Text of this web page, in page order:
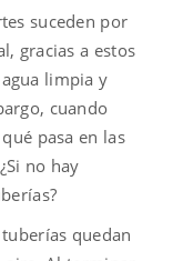
suceden por
gracias a estos
limpia y
cuando
pasa en las
no hay
quedan